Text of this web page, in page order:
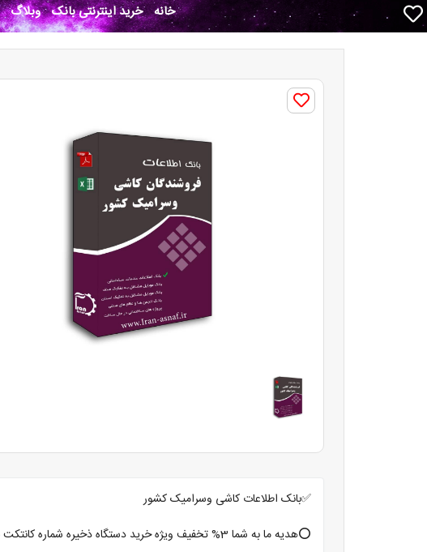
خانه خرید اینترنتی بانک وبلاگ
✅بانک اطلاعات کاشی وسرامیک کشور
⭕️هدیه ما به شما 3% تخفیف ویژه خرید دستگاه ذخیره شماره کانتکت با امکان ارسال پیام در واتساپ و تلگرام⭕️